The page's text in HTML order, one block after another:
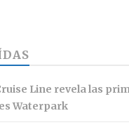
Line revela las
Waterpark